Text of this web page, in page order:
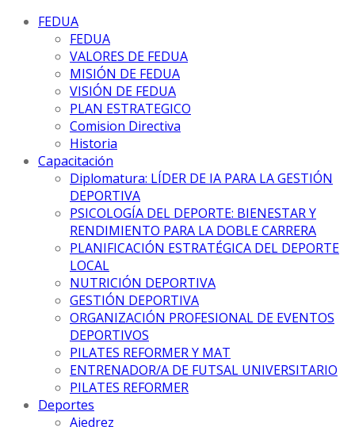
FEDUA
FEDUA
VALORES DE FEDUA
MISIÓN DE FEDUA
VISIÓN DE FEDUA
PLAN ESTRATEGICO
Comision Directiva
Historia
Capacitación
Diplomatura: LÍDER DE IA PARA LA GESTIÓN
DEPORTIVA
PSICOLOGÍA DEL DEPORTE: BIENESTAR Y
RENDIMIENTO PARA LA DOBLE CARRERA
PLANIFICACIÓN ESTRATÉGICA DEL DEPORTE
LOCAL
NUTRICIÓN DEPORTIVA
GESTIÓN DEPORTIVA
ORGANIZACIÓN PROFESIONAL DE EVENTOS
DEPORTIVOS
PILATES REFORMER Y MAT
ENTRENADOR/A DE FUTSAL UNIVERSITARIO
PILATES REFORMER
Deportes
Ajedrez